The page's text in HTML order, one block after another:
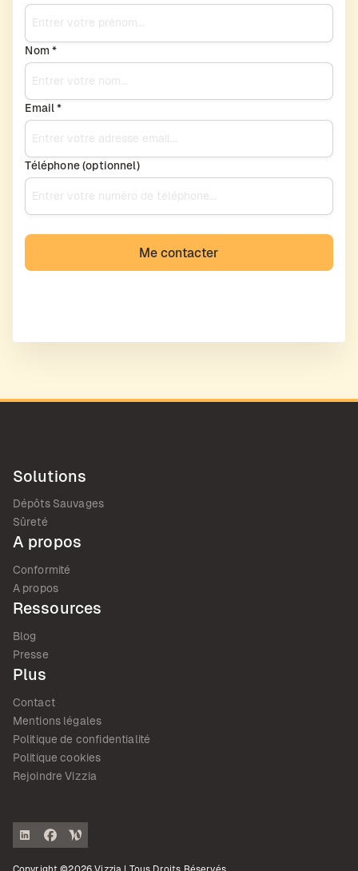
Nom *
Email *
Téléphone (optionnel)
Solutions
Dépôts Sauvages
Sûreté
A propos
Conformité
A propos
Ressources
Blog
Presse
Plus
Contact
Mentions légales
Politique de confidentialité
Politique cookies
Rejoindre Vizzia